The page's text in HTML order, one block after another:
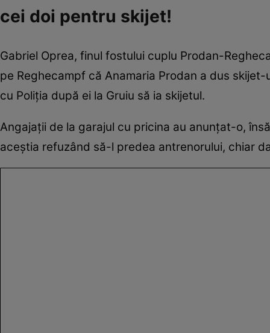
cei doi pentru skijet!
Gabriel Oprea, finul fostului cuplu Prodan-
pe Reghecampf că Anamaria Prodan a dus
cu Poliția după ei la Gruiu să ia skijetul.
Angajații de la garajul cu pricina au anunțat-o,
aceștia refuzând să-l predea antrenorului, chiar